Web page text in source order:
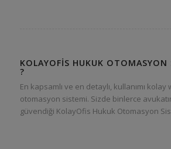
KOLAYOFIS HUKUK OTOMASYON
?
En kapsamlı ve en detaylı, kullanımı
otomasyon sistemi. Sizde binlerce
güvendiği KolayOfis Hukuk Otomasyon